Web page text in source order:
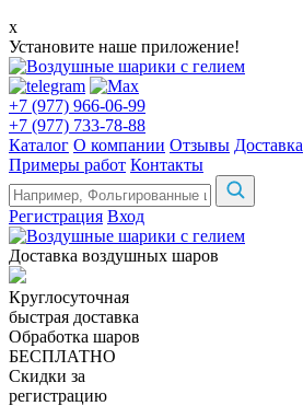
x
Установите наше приложение!
+7 (977) 966-06-99
+7 (977) 733-78-88
Каталог О компании Отзывы Доставка
Примеры работ Контакты
Регистрация Вход
Доставка воздушных шаров
Круглосуточная
быстрая доставка
Обработка шаров
БЕСПЛАТНО
Скидки за
регистрацию